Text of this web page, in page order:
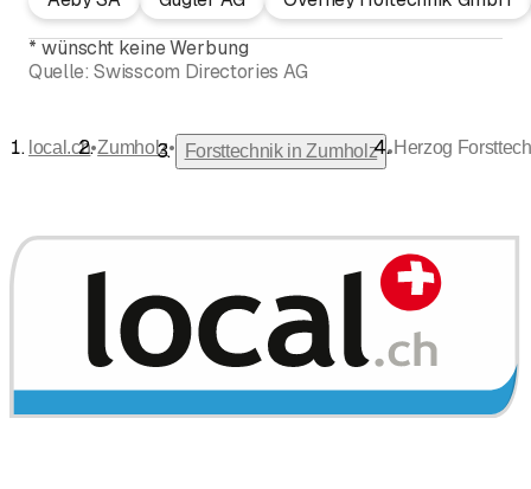
* wünscht keine Werbung
Quelle: Swisscom Directories AG
local.ch•Zumholz• Forsttechnik in Zumholz •Herzog